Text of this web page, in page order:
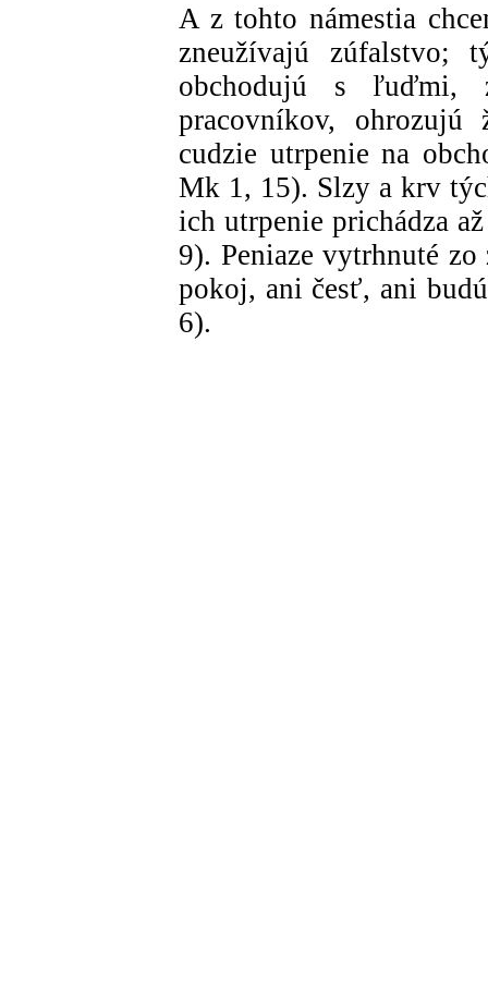
A z tohto námestia
zneužívajú zúfalstvo;
obchodujú s ľuďmi,
pracovníkov,
cudzie utrpenie na
Mk 1, 15). Slzy a krv
ich utrpenie prichádza
9). Peniaze vytrhnuté
pokoj, ani česť, ani
6).